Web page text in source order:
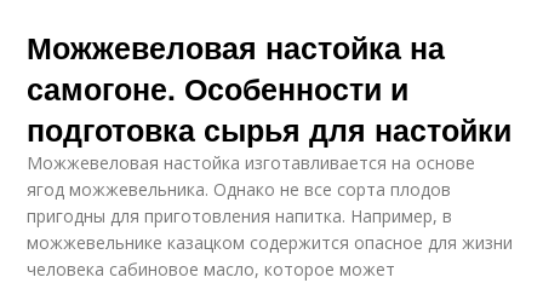
Можжевеловая настойка на
самогоне. Особенности и
подготовка сырья для настойки
Можжевеловая настойка изготавливается на основе
ягод можжевельника. Однако не все сорта плодов
пригодны для приготовления напитка. Например, в
можжевельнике казацком содержится опасное для жизни
человека сабиновое масло, которое может